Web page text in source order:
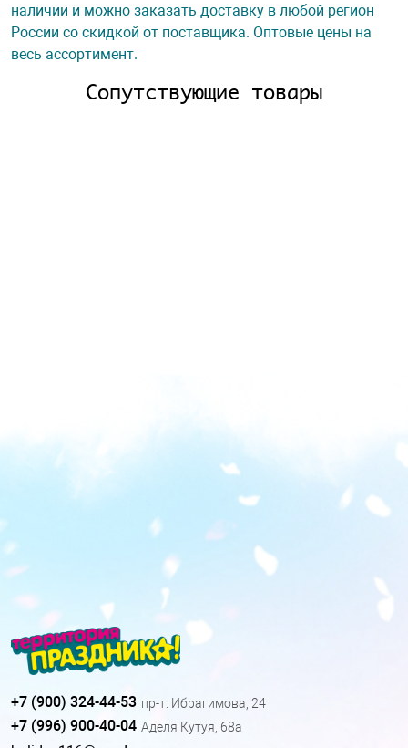
наличии и можно заказать доставку в любой регион
России со скидкой от поставщика. Оптовые цены на
весь ассортимент.
Сопутствующие товары
+7 (900) 324-44-53 пр-т. Ибрагимова, 24
+7 (996) 900-40-04 Аделя Кутуя, 68а